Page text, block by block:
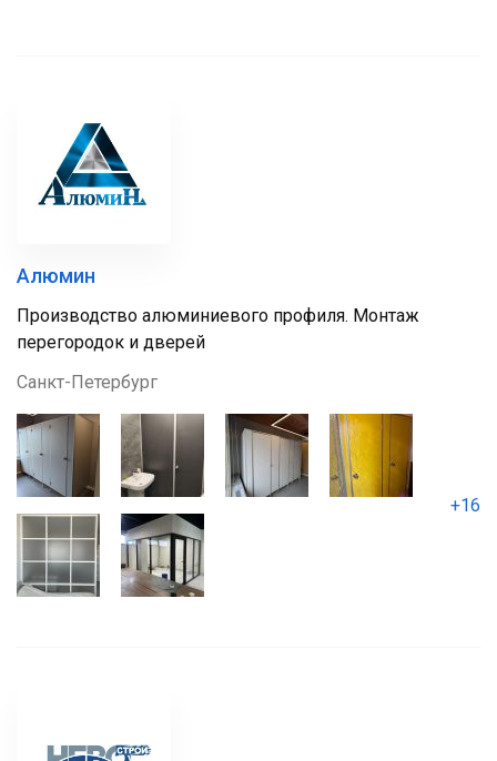
Алюмин
Производство алюминиевого профиля. Монтаж
перегородок и дверей
Санкт-Петербург
+16